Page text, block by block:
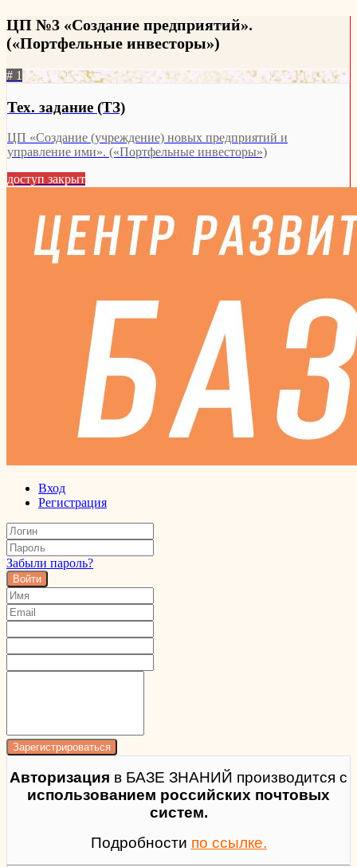
ЦП №3 «Создание предприятий».
(«Портфельные инвесторы»)
# 1
Тех. задание (ТЗ)
ЦП «Создание (учреждение) новых предприятий и
управление ими». («Портфельные инвесторы»)
доступ закрыт
Вход
Регистрация
Забыли пароль?
Войти
Авторизация в БАЗЕ ЗНАНИЙ производится с
использованием российских почтовых
систем.
Подробности по ссылке.